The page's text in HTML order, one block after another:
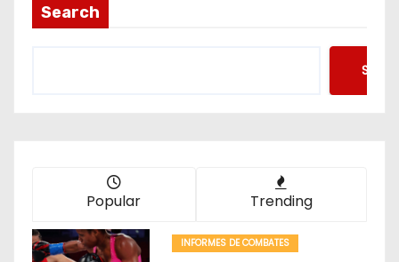
Search
Popular Trending
INFORMES DE COMBATES